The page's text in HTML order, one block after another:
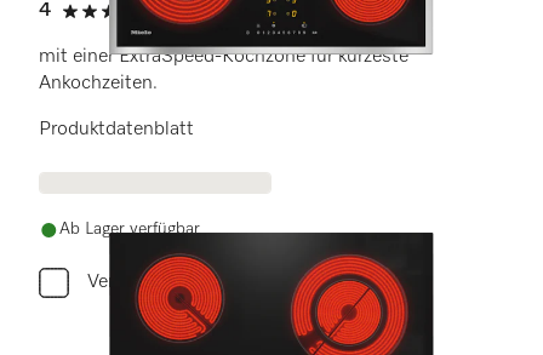
4
4 Sterne von 5
(2 Bewertungen)
mit einer ExtraSpeed-Kochzone für kürzeste
Ankochzeiten.
Produktdatenblatt
Ab Lager verfügbar
Vergleichen